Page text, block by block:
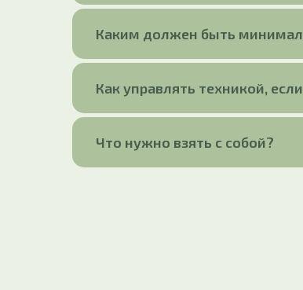
Каким должен быть
Как управлять техникой,
Что нужно взять с собой?